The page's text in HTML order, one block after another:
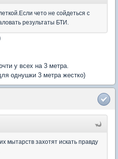
чето не сойдеться с
результаты БТИ.
у всех на 3 метра.
однушки 3 метра жестко)
мытарств захотят искать правду